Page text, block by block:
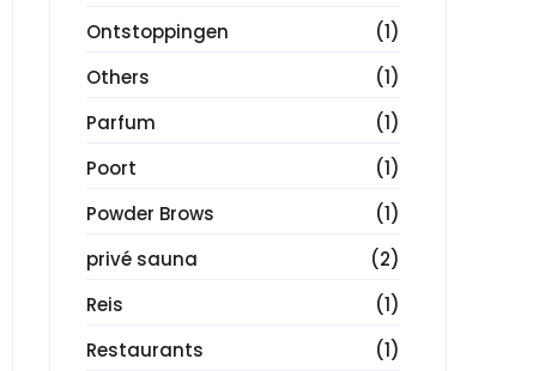
Ontstoppingen
(1)
Others
(1)
Parfum
(1)
Poort
(1)
Powder Brows
(1)
privé sauna
(2)
Reis
(1)
Restaurants
(1)